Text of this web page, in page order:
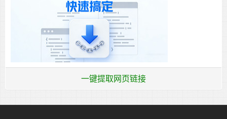
一键提取网页链接